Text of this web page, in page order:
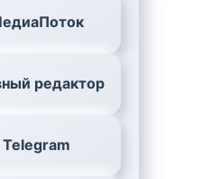
редактор
Telegram